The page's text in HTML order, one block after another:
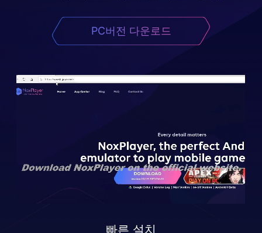
PC버전 다운로드
빠른 설치